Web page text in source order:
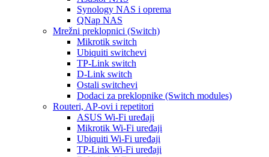
Synology NAS i oprema
QNap NAS
Mrežni preklopnici (Switch)
Mikrotik switch
Ubiquiti switchevi
TP-Link switch
D-Link switch
Ostali switchevi
Dodaci za preklopnike (Switch modules)
Routeri, AP-ovi i repetitori
ASUS Wi-Fi uređaji
Mikrotik Wi-Fi uređaji
Ubiquiti Wi-Fi uređaji
TP-Link Wi-Fi uređaji